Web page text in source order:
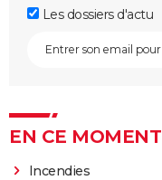
Les dossiers d'actu
EN CE MOMENT
Incendies